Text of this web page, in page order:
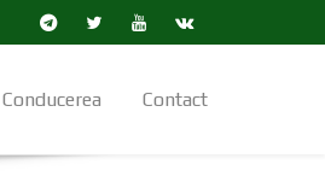
Conducerea Contact